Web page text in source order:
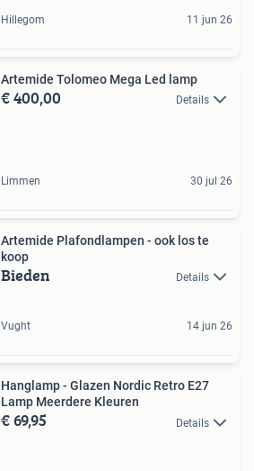
Hillegom 11 jun 26
Artemide Tolomeo Mega Led lamp
€ 400,00 Details
Limmen 30 jul 26
Artemide Plafondlampen - ook los te
koop
Bieden Details
Vught 14 jun 26
Hanglamp - Glazen Nordic Retro E27
Lamp Meerdere Kleuren
€ 69,95 Details